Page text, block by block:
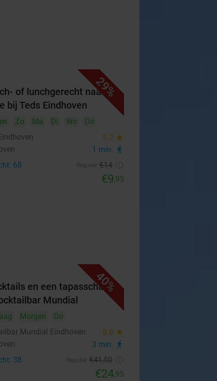
29%
of lunchgerecht naar
bij Teds Eindhoven
Zo Ma Di Wo
Do
9.2 star
1 min. directions_walk
68 €14
€9,95
40%
en een tapasschaal
Mundial
Morgen
Do
Mundial Eindhoven
8.8 star
3 min. directions_walk
38 €41,50
€24,95